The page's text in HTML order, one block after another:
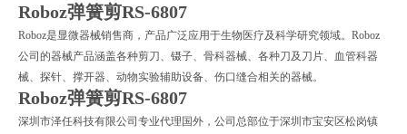
Roboz弹簧剪RS-6807
Roboz是显微器械销售商，产品广泛应用于生物医疗及科学研究领域。Roboz
公司的器械产品涵盖各种剪刀、镊子、骨科器械、各种刀及刀片、血管科器
械、探针、撑开器、动物实验辅助设备、伤口缝合相关的器械。
Roboz弹簧剪RS-6807
深圳市泽任科技有限公司专业代理国外，公司总部位于深圳市宝安区松岗镇